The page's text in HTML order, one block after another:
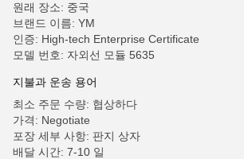
원래 장소: 중국
브랜드 이름: YM
인증: High-tech Enterprise Certificate
모델 번호: 자외선 모듈 5635
지불과 운송 용어
최소 주문 수량: 협상하다
가격: Negotiate
포장 세부 사항: 판지 상자
배달 시간: 7-10 일